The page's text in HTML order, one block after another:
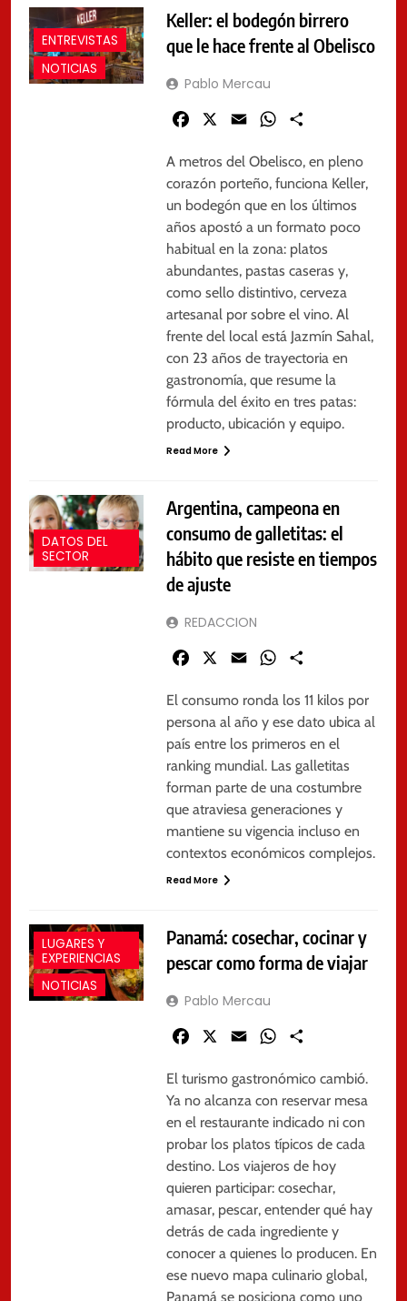
ENTREVISTAS
NOTICIAS
Keller: el bodegón birrero
que le hace frente al Obelisco
Pablo Mercau
Facebook Email WhatsApp
A metros del Obelisco, en pleno
corazón porteño, funciona Keller,
un bodegón que en los últimos
años apostó a un formato poco
habitual en la zona: platos
abundantes, pastas caseras y,
como sello distintivo, cerveza
artesanal por sobre el vino. Al
frente del local está Jazmín Sahal,
con 23 años de trayectoria en
gastronomía, que resume la
fórmula del éxito en tres patas:
producto, ubicación y equipo.
Read More
DATOS DEL
SECTOR
Argentina, campeona en
consumo de galletitas: el
hábito que resiste en tiempos
de ajuste
REDACCION
Facebook Email WhatsApp
El consumo ronda los 11 kilos por
persona al año y ese dato ubica al
país entre los primeros en el
ranking mundial. Las galletitas
forman parte de una costumbre
que atraviesa generaciones y
mantiene su vigencia incluso en
contextos económicos complejos.
Read More
LUGARES Y
EXPERIENCIAS
NOTICIAS
Panamá: cosechar, cocinar y
pescar como forma de viajar
Pablo Mercau
Facebook Email WhatsApp
El turismo gastronómico cambió.
Ya no alcanza con reservar mesa
en el restaurante indicado ni con
probar los platos típicos de cada
destino. Los viajeros de hoy
quieren participar: cosechar,
amasar, pescar, entender qué hay
detrás de cada ingrediente y
conocer a quienes lo producen. En
ese nuevo mapa culinario global,
Panamá se posiciona como uno